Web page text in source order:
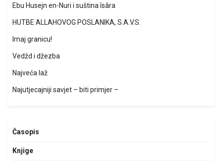
Ebu Husejn en-Nuri i suština îsâra
HUTBE ALLAHOVOG POSLANIKA, S.A.V.S.
Imaj granicu!
Vedžd i džezba
Najveća laž
Najutjecajniji savjet – biti primjer –
Časopis
Knjige